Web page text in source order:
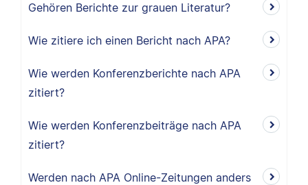
Gehören Berichte zur grauen Literatur?
Wie zitiere ich einen Bericht nach APA?
Wie werden Konferenzberichte nach APA
zitiert?
Wie werden Konferenzbeiträge nach APA
zitiert?
Werden nach APA Online-Zeitungen anders